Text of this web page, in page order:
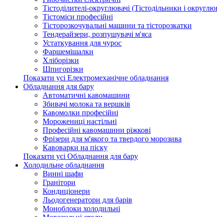
Тістоділителі-округлювачі (Тістодільники і
Тістоміси професійні
Тісторозкочувальні машини та тісторозкатки
Тендерайзери, розпушувачі м'яса
Устаткування для чурос
Фаршемішалки
Хліборізки
Шпигорізки
Показати усі Електромеханічне обладнання
Обладнання для бару
Автоматичні кавомашини
Збивачі молока та вершків
Кавомолки професійні
Морожениці настільні
Професійні кавомашини ріжкові
Фрізери для м'якого та твердого морозива
Кавоварки на піску
Показати усі Обладнання для бару
Холодильне обладнання
Винні шафи
Гранітори
Кондиціонери
Льодогенератори для барів
Моноблоки холодильні